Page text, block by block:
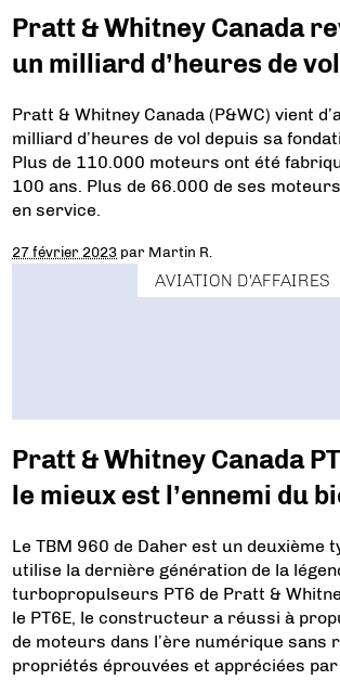
Pratt & Whitney Canada
un milliard d’heures de vol
Pratt & Whitney Canada (P&WC) vient
milliard d’heures de vol depuis sa
Plus de 110.000 moteurs ont été
100 ans. Plus de 66.000 de ses
en service.
27 février 2023 par Martin R.
AVIATION D'AFFAIRES
Pratt & Whitney Canada
le mieux est l’ennemi du
Le TBM 960 de Daher est un deuxième
utilise la dernière génération de la
turbopropulseurs PT6 de Pratt &
le PT6E, le constructeur a réussi à
de moteurs dans l’ère numérique sans
propriétés éprouvées et appréciées